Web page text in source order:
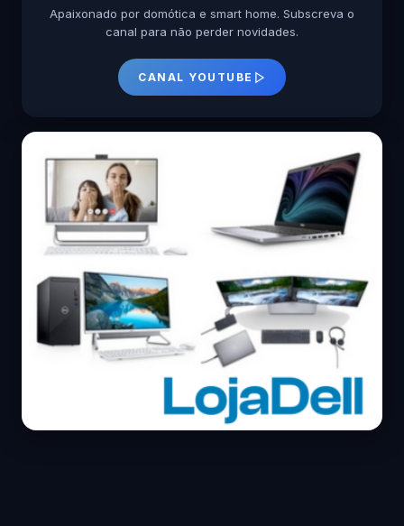
Apaixonado por domótica e smart home. Subscreva o
canal para não perder novidades.
CANAL YOUTUBE